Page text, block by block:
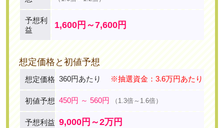
予想利
益
1,600円～7,600円
想定価格と初値予想
想定価格 360円あたり ※抽選資金：3.6万円あたり
初値予想 450円 ～ 560円 （1.3倍～1.6倍）
予想利益 9,000円～2万円